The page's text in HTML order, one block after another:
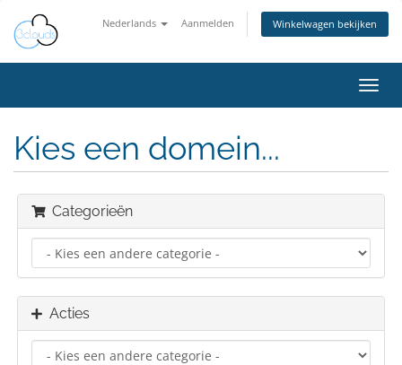
Nederlands Aanmelden Winkelwagen bekijken
in-/
Kies een domein...
Categorieën
Acties